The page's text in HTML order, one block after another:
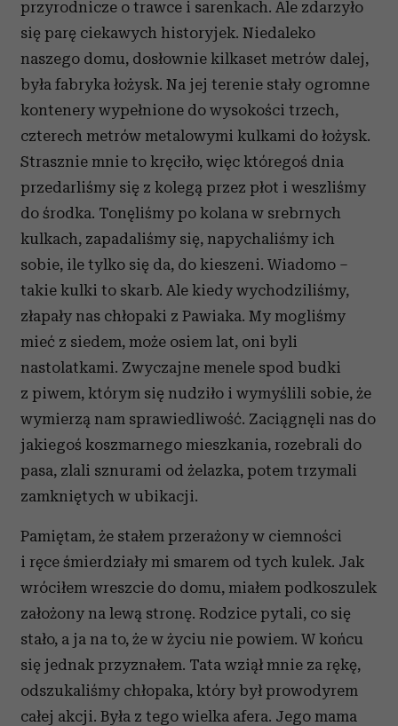
przyrodnicze o trawce i sarenkach. Ale zdarzyło
się parę ciekawych historyjek. Niedaleko
naszego domu, dosłownie kilkaset metrów dalej,
była fabryka łożysk. Na jej terenie stały ogromne
kontenery wypełnione do wysokości trzech,
czterech metrów metalowymi kulkami do łożysk.
Strasznie mnie to kręciło, więc któregoś dnia
przedarliśmy się z kolegą przez płot i weszliśmy
do środka. Tonęliśmy po kolana w srebrnych
kulkach, zapadaliśmy się, napychaliśmy ich
sobie, ile tylko się da, do kieszeni. Wiadomo –
takie kulki to skarb. Ale kiedy wychodziliśmy,
złapały nas chłopaki z Pawiaka. My mogliśmy
mieć z siedem, może osiem lat, oni byli
nastolatkami. Zwyczajne menele spod budki
z piwem, którym się nudziło i wymyślili sobie, że
wymierzą nam sprawiedliwość. Zaciągnęli nas do
jakiegoś koszmarnego mieszkania, rozebrali do
pasa, zlali sznurami od żelazka, potem trzymali
zamkniętych w ubikacji.
Pamiętam, że stałem przerażony w ciemności
i ręce śmierdziały mi smarem od tych kulek. Jak
wróciłem wreszcie do domu, miałem podkoszulek
założony na lewą stronę. Rodzice pytali, co się
stało, a ja na to, że w życiu nie powiem. W końcu
się jednak przyznałem. Tata wziął mnie za rękę,
odszukaliśmy chłopaka, który był prowodyrem
całej akcji. Była z tego wielka afera. Jego mama